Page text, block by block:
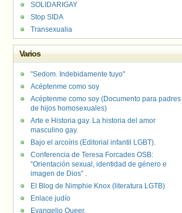
SOLIDARIGAY
Stop SIDA
Transexualia
Varios
"Sedom. Indebidamente tuyo"
Acéptenme como soy
Acéptenme como soy (Documento para padres
de hijos homosexuales)
Arte e Historia gay. La historia del amor
masculino gay.
Bajo el arcoíris (Editorial infantil LGBT).
Conferencia de Teresa Forcades OSB:
“Orientación sexual, identidad de género e
imagen de Dios” .
El Blog de Nimphie Knox (literatura LGTB)
Enlace judío
Evangelio Queer.